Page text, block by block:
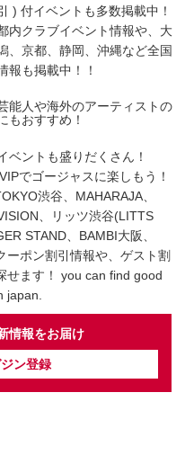
) 付イベントも多数掲載中！
内クラブイベント情報や、大
、京都、静岡、沖縄など全国
報も掲載中！！
能人や海外のアーティストの
もおすすめ！
ベントも盛りだくさん！
でゴージャスに楽しもう！
渋谷、MAHARAJA、
、リッツ渋谷(LITTS
STAND、BAMBI大阪、
ーポン割引情報や、ゲスト割
せます！ you can find good
japan.
情報をお届け
ン登録